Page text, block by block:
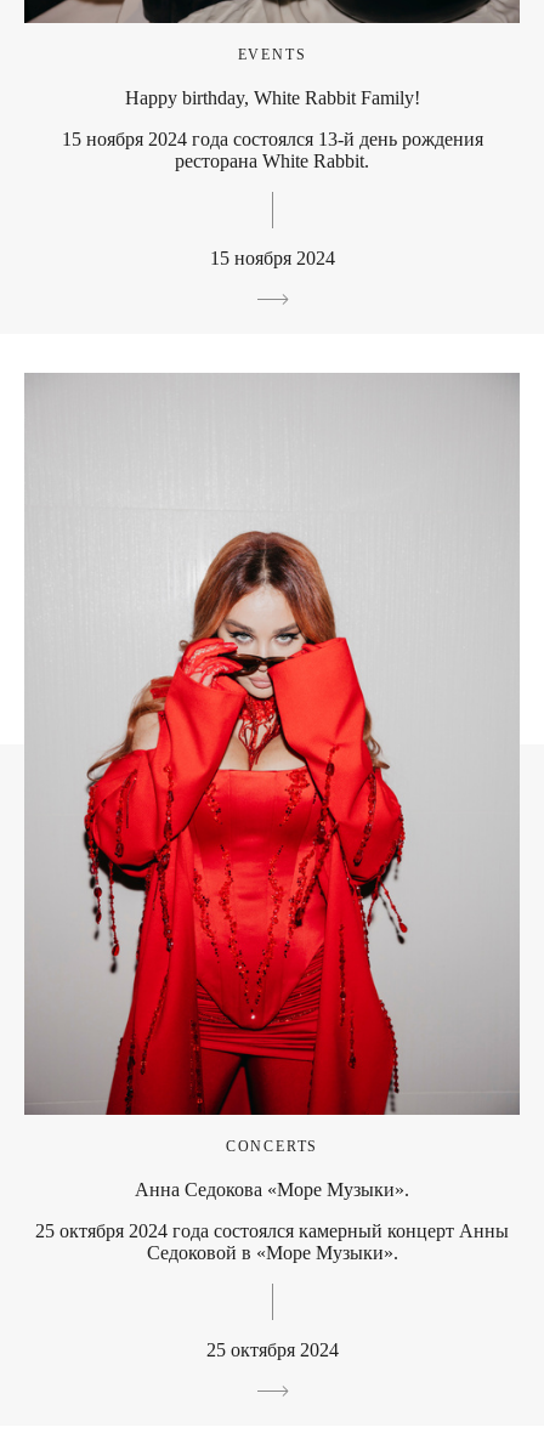
EVENTS
Happy birthday, White Rabbit Family!
15 ноября 2024 года состоялся 13-й день рождения
ресторана White Rabbit.
15 ноября 2024
CONCERTS
Анна Седокова «Море Музыки».
25 октября 2024 года состоялся камерный концерт Анны
Седоковой в «Море Музыки».
25 октября 2024